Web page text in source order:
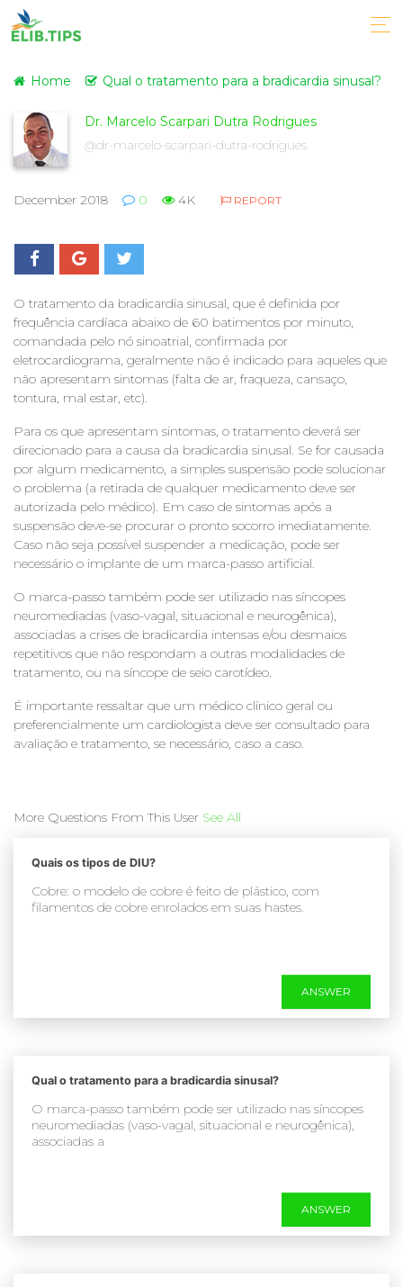
Home Qual o tratamento para a bradicardia sinusal?
Dr. Marcelo Scarpari Dutra Rodrigues
@dr-marcelo-scarpari-dutra-rodrigues
December 2018 0 4K REPORT
O tratamento da bradicardia sinusal, que é definida por
frequência cardíaca abaixo de 60 batimentos por minuto,
comandada pelo nó sinoatrial, confirmada por
eletrocardiograma, geralmente não é indicado para aqueles que
não apresentam sintomas (falta de ar, fraqueza, cansaço,
tontura, mal estar, etc).
Para os que apresentam sintomas, o tratamento deverá ser
direcionado para a causa da bradicardia sinusal. Se for causada
por algum medicamento, a simples suspensão pode solucionar
o problema (a retirada de qualquer medicamento deve ser
autorizada pelo médico). Em caso de sintomas após a
suspensão deve-se procurar o pronto socorro imediatamente.
Caso não seja possível suspender a medicação, pode ser
necessário o implante de um marca-passo artificial.
O marca-passo também pode ser utilizado nas síncopes
neuromediadas (vaso-vagal, situacional e neurogênica),
associadas a crises de bradicardia intensas e/ou desmaios
repetitivos que não respondam a outras modalidades de
tratamento, ou na síncope de seio carotídeo.
É importante ressaltar que um médico clínico geral ou
preferencialmente um cardiologista deve ser consultado para
avaliação e tratamento, se necessário, caso a caso.
More Questions From This User See All
Quais os tipos de DIU?
Cobre: o modelo de cobre é feito de plástico, com
filamentos de cobre enrolados em suas hastes.
ANSWER
Qual o tratamento para a bradicardia sinusal?
O marca-passo também pode ser utilizado nas síncopes
neuromediadas (vaso-vagal, situacional e neurogênica),
associadas a
ANSWER